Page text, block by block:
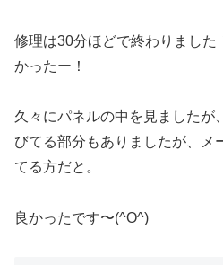
修理は30分ほどで終わりました
かったー！
久々にパネルの中を見ましたが
びてる部分もありましたが、メ
てる方だと。
良かったです〜(^O^)